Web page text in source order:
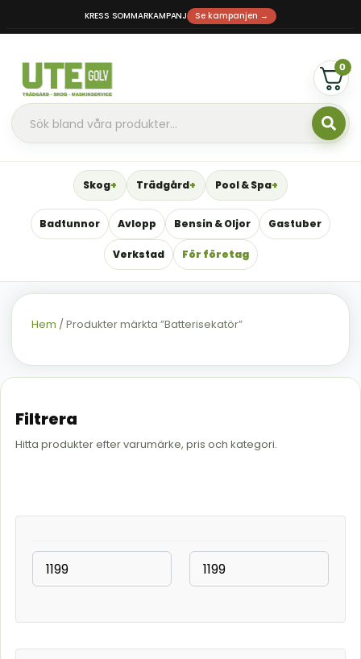
KRESS SOMMARKAMPANJ Se kampanjen →
0
Skog Trädgård Pool & Spa
Badtunnor Avlopp Bensin & Oljor Gastuber
Verkstad För företag
Hem / Produkter märkta ”Batterisekatör”
Filtrera
Hitta produkter efter varumärke, pris och kategori.